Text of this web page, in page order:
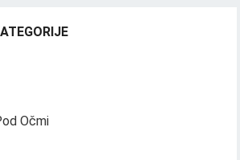
Očmi